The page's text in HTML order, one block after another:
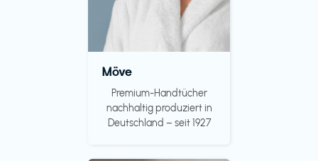
Möve
Premium-Handtücher
nachhaltig produziert in
Deutschland – seit 1927